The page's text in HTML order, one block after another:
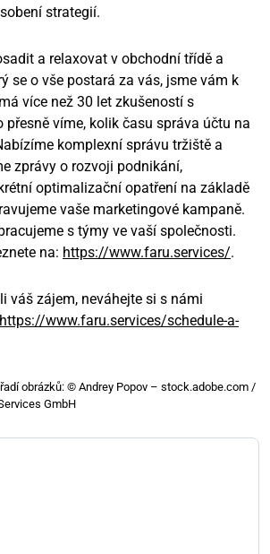
strategií.
a relaxovat v obchodní třídě a
se o vše postará za vás, jsme vám k
více než 30 let zkušeností s
přesně víme, kolik času správa účtu na
komplexní správu tržiště a
zprávy o rozvoji podnikání,
optimalizační opatření na základě
vaše marketingové kampaně.
s týmy ve vaší společnosti.
na: https://www.faru.services/.
váš zájem, neváhejte si s námi
https://www.faru.services/schedule-a-
obrázků: © Andrey Popov – stock.adobe.com /
GmbH